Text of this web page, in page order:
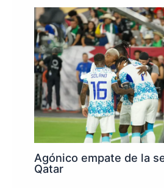
Agónico empate de la
Qatar